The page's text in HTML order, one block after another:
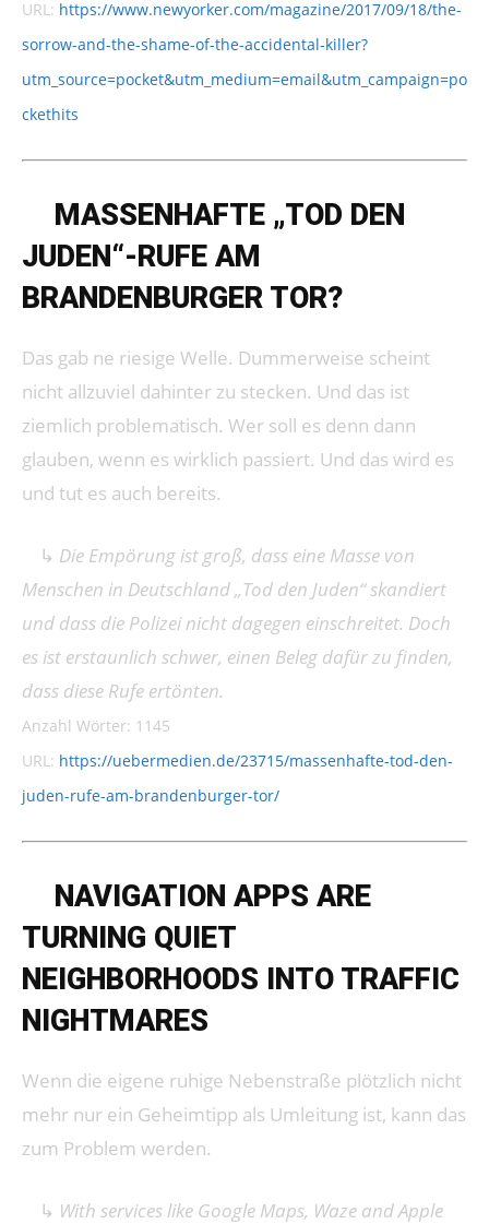
URL: https://www.newyorker.com/magazine/2017/09/18/the-
sorrow-and-the-shame-of-the-accidental-killer?
utm_source=pocket&utm_medium=email&utm_campaign=po
ckethits
MASSENHAFTE „TOD DEN
JUDEN“-RUFE AM
BRANDENBURGER TOR?
Das gab ne riesige Welle. Dummerweise scheint
nicht allzuviel dahinter zu stecken. Und das ist
ziemlich problematisch. Wer soll es denn dann
glauben, wenn es wirklich passiert. Und das wird es
und tut es auch bereits.
↳ Die Empörung ist groß, dass eine Masse von
Menschen in Deutschland „Tod den Juden“ skandiert
und dass die Polizei nicht dagegen einschreitet. Doch
es ist erstaunlich schwer, einen Beleg dafür zu finden,
dass diese Rufe ertönten.
Anzahl Wörter: 1145
URL: https://uebermedien.de/23715/massenhafte-tod-den-
juden-rufe-am-brandenburger-tor/
NAVIGATION APPS ARE
TURNING QUIET
NEIGHBORHOODS INTO TRAFFIC
NIGHTMARES
Wenn die eigene ruhige Nebenstraße plötzlich nicht
mehr nur ein Geheimtipp als Umleitung ist, kann das
zum Problem werden.
↳ With services like Google Maps, Waze and Apple